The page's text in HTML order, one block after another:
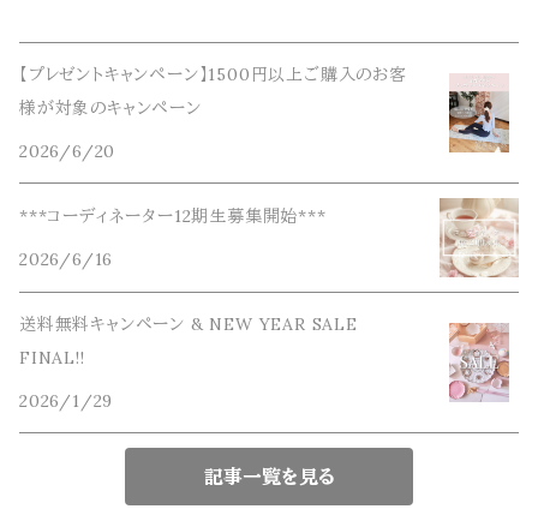
【プレゼントキャンペーン】1500円以上ご購入のお客
様が対象のキャンペーン
2026/6/20
***コーディネーター12期生募集開始***
2026/6/16
送料無料キャンペーン & NEW YEAR SALE
FINAL!!
2026/1/29
記事一覧を見る